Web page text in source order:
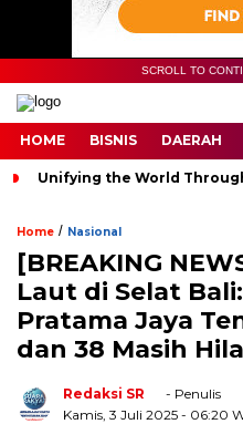
SCROLL TO
HOME BISNIS DAERAH
Unifying the World
Home / Nasional
[BREAKING
Laut di Selat
Pratama Jaya
dan 38 Masih
Redaksi SR
- Penulis
Kamis, 3 Juli 2025 - 06:20